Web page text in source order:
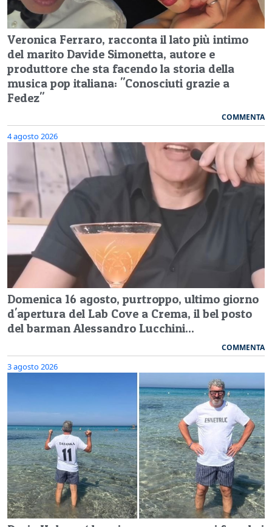
Veronica Ferraro, racconta il lato più intimo
del marito Davide Simonetta, autore e
produttore che sta facendo la storia della
musica pop italiana: "Conosciuti grazie a
Fedez"
COMMENTA
4 agosto 2026
Domenica 16 agosto, purtroppo, ultimo giorno
d'apertura del Lab Cove a Crema, il bel posto
del barman Alessandro Lucchini...
COMMENTA
3 agosto 2026